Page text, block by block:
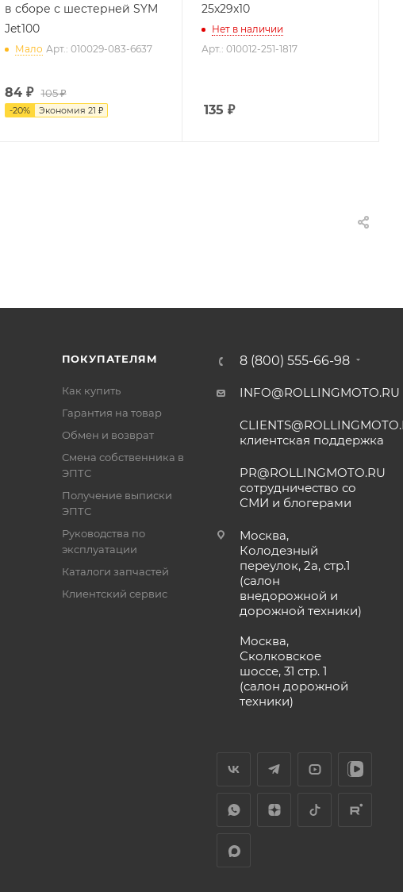
в сборе с шестерней SYM
Jet100
Мало Арт.: 010029-083-6637
84₽ 105 ₽
-20% Экономия 21 ₽
25x29x10
Нет в наличии
Арт.: 010012-251-1817
135 ₽
ПОКУПАТЕЛЯМ
Как купить
Гарантия на товар
Обмен и возврат
Смена собственника в
ЭПТС
Получение выписки
ЭПТС
Руководства по
эксплуатации
Каталоги запчастей
Клиентский сервис
8 (800) 555-66-98
INFO@ROLLINGMOTO.RU
клиентская поддержка
PR@ROLLINGMOTO.RU
сотрудничество со
СМИ и блогерами
Москва,
Колодезный
переулок, 2а, стр.1
(салон
внедорожной и
дорожной техники)
Москва,
Сколковское
шоссе, 31 стр. 1
(салон дорожной
техники)